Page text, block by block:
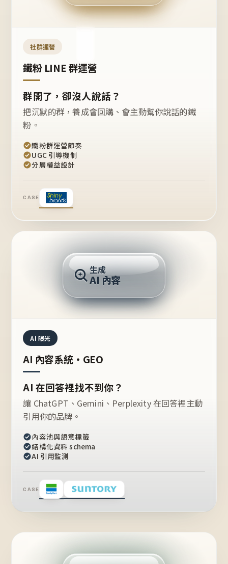
開團
嗎？
社群運營
鐵粉 LINE 群運營
群開了，卻沒人說話？
把沉默的群，養成會回購、會主動幫你說話的鐵
粉。
鐵粉群運營節奏
UGC 引導機制
分層權益設計
CASE
推薦的台灣品牌？
生成
AI 內容
AI 曝光
AI 內容系統・GEO
AI 在回答裡找不到你？
讓 ChatGPT、Gemini、Perplexity 在回答裡主動
引用你的品牌。
內容池與語意標籤
結構化資料 schema
AI 引用監測
CASE
點